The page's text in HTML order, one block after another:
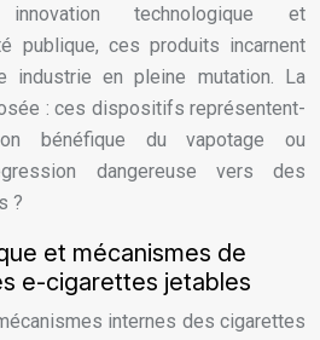
technologique et
publique, ces produits incarnent
industrie en pleine mutation. La
: ces dispositifs représentent-
bénéfique du vapotage ou
dangereuse vers des
?
et mécanismes de
e-cigarettes jetables
internes des cigarettes